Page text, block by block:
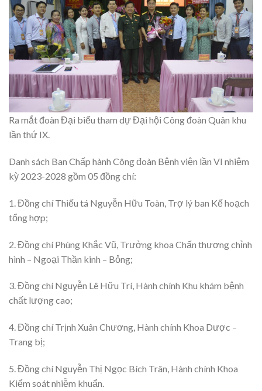
Ra mắt đoàn Đại biểu tham dự Đại hội Công đoàn Quân khu
lần thứ IX.
Danh sách Ban Chấp hành Công đoàn Bệnh viện lần VI nhiệm
kỳ 2023-2028 gồm 05 đồng chí:
1. Đồng chí Thiếu tá Nguyễn Hữu Toàn, Trợ lý ban Kế hoạch
tổng hợp;
2. Đồng chí Phùng Khắc Vũ, Trưởng khoa Chấn thương chỉnh
hình – Ngoại Thần kinh – Bỏng;
3. Đồng chí Nguyễn Lê Hữu Trí, Hành chính Khu khám bệnh
chất lượng cao;
4. Đồng chí Trịnh Xuân Chương, Hành chính Khoa Dược –
Trang bị;
5. Đồng chí Nguyễn Thị Ngọc Bích Trân, Hành chính Khoa
Kiểm soát nhiễm khuẩn.